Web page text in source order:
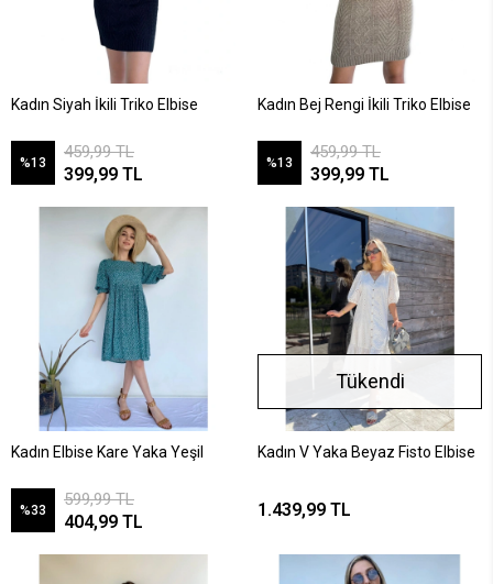
Kadın Siyah İkili Triko Elbise
%13
459,99 TL
399,99 TL
Kadın Bej Rengi İkili Triko Elbise
%13
459,99 TL
399,99 TL
Kadın Elbise Kare Yaka Yeşil
%33
599,99 TL
404,99 TL
Tükendi
Kadın V Yaka Beyaz Fisto Elbise
1.439,99 TL